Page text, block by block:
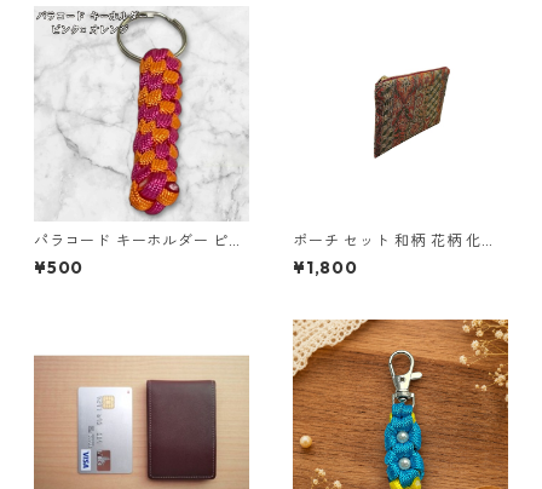
パラコード キーホルダー ピン
ク オレンジ 編み込み s17
¥500
ポーチ セット 和柄 花柄 化粧
ポーチ 小物入れ マチあり マチ
なし o63 布小物 ハンドメイド
¥1,800